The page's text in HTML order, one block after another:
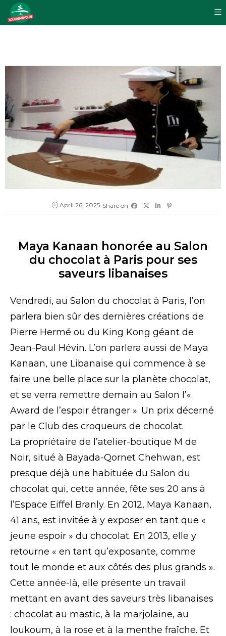
April 26, 2025 Share on
Maya Kanaan honorée au Salon
du chocolat à Paris pour ses
saveurs libanaises
Vendredi, au Salon du chocolat à Paris, l’on
parlera bien sûr des dernières créations de
Pierre Hermé ou du King Kong géant de
Jean-Paul Hévin. L’on parlera aussi de Maya
Kanaan, une Libanaise qui commence à se
faire une belle place sur la planète chocolat,
et se verra remettre demain au Salon l’«
Award de l’espoir étranger ». Un prix décerné
par le Club des croqueurs de chocolat.
La propriétaire de l’atelier-boutique M de
Noir, situé à Bayada-Qornet Chehwan, est
presque déjà une habituée du Salon du
chocolat qui, cette année, fête ses 20 ans à
l’Espace Eiffel Branly. En 2012, Maya Kanaan,
41 ans, est invitée à y exposer en tant que «
jeune espoir » du chocolat. En 2013, elle y
retourne « en tant qu’exposante, comme
tout le monde et aux côtés des plus grands ».
Cette année-là, elle présente un travail
mettant en avant des saveurs très libanaises
: chocolat au mastic, à la marjolaine, au
loukoum, à la rose et à la menthe fraîche. Et